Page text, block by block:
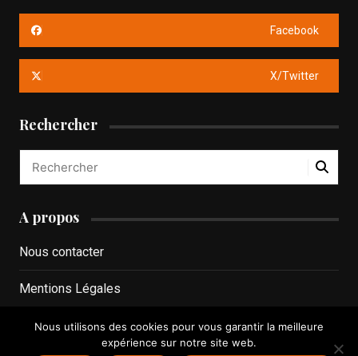
Facebook
X/Twitter
Rechercher
A propos
Nous contacter
Mentions Légales
Politique de confidentialité
Nous utilisons des cookies pour vous garantir la meilleure
expérience sur notre site web.